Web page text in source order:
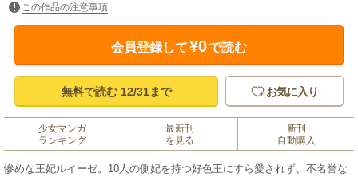
この作品の注意事項
会員登録して¥0で読む
無料で読む 12/31まで お気に入り
少女マンガ
ランキング
最新刊
を見る
新刊
自動購入
惨めな王妃ルイーゼ。10人の側妃を持つ好色王にすら愛されず、不名誉な